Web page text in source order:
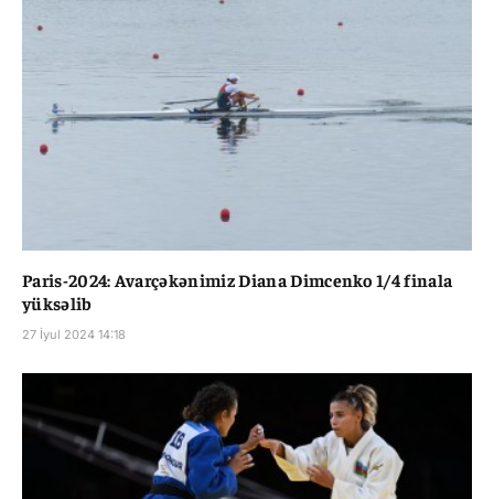
Paris-2024: Avarçəkənimiz Diana Dimcenko 1/4 finala
yüksəlib
27 İyul 2024 14:18